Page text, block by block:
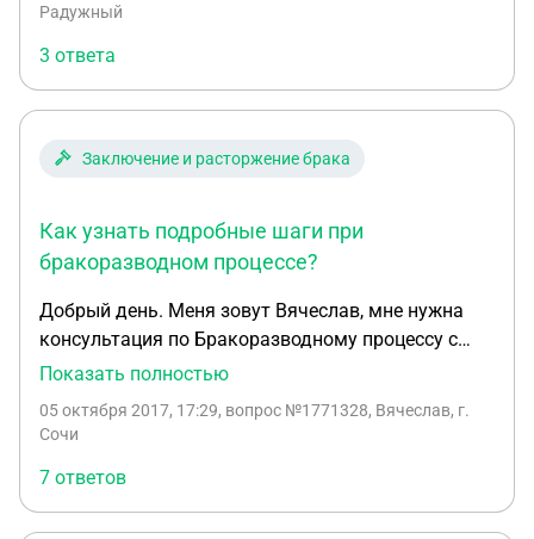
Радужный
3 ответа
Заключение и расторжение брака
Как узнать подробные шаги при
бракоразводном процессе?
Добрый день. Меня зовут Вячеслав, мне нужна
консультация по Бракоразводному процессу с
пошаговыми действиями в Центральном районе
имущество в браке и несовершеннолетнего
Показать полностью
05 октября 2017, 17:29, вопрос №1771328, Вячеслав, г.
Сочи
7 ответов